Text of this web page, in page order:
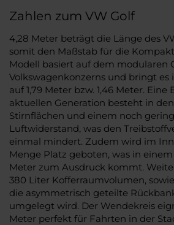
Zahlen zum VW Golf
4,28 Meter beträgt die Länge des
somit den Maßstab für die
Modell basiert auf dem modularen
Volkswagenkonzerns und bringt es
auf 1,79 Meter bzw. 1,46 Meter.
aktuellen Generation besteht in
Stirnflächen und einem noch
Luftwiderstand, was den
einmal mindert. Zudem wird im
Menge Platz geboten, was in
Meter zum Ausdruck kommt.
380 Liter Kofferraumvolumen,
die asymmetrisch geteilte
umgelegt wird. Der Wendekreis
Meter perfekt für Fahrten in der